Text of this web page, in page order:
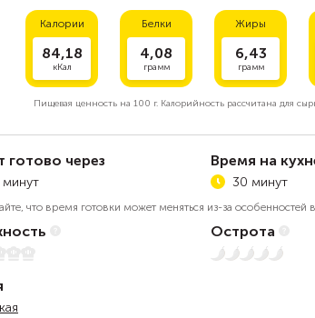
Калории
84,18
кКал
Белки
4,08
грамм
Жиры
6,43
грамм
Пищевая ценность на 100 г.Калорийность рассчитана для
готово через
минут
Время на
30 минут
что время готовки может меняться из-за особенностей
Острота
Нет остроты